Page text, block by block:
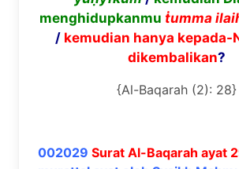
menghidupkanmu ṫumma
/ kemudian hanya kepada-
dikembalikan?
{Al-Baqarah (2): 28}
002029 Surat Al-Baqarah ayat